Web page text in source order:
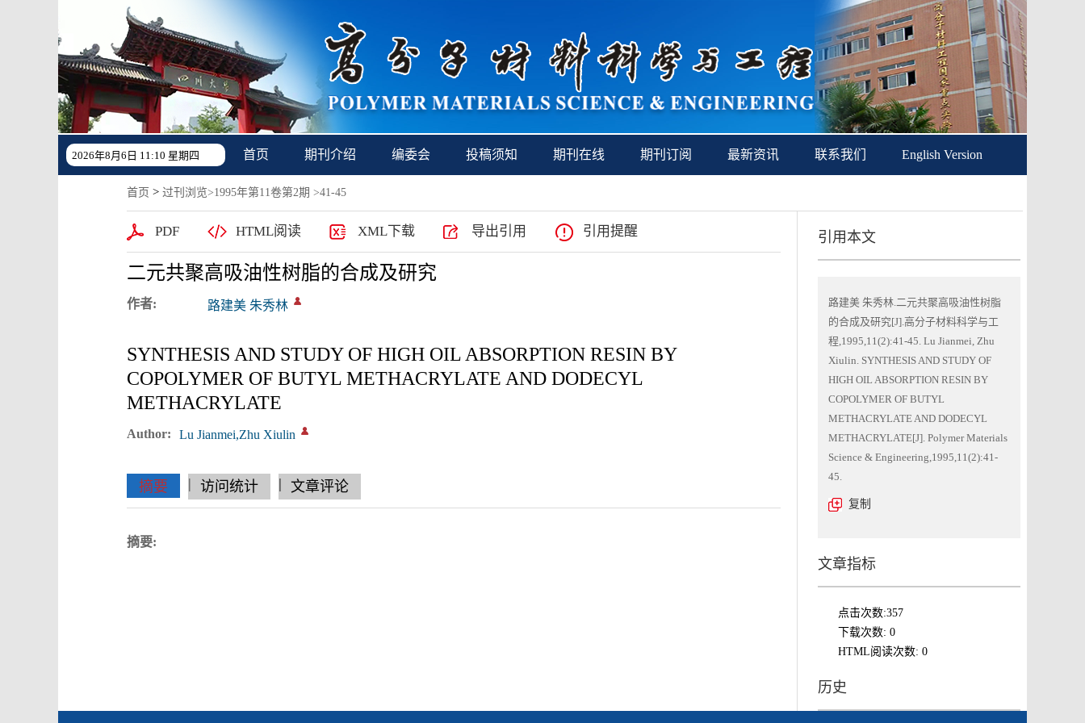
2026年8月6日 11:10 星期四 首页 期刊介绍 编委会 投稿须知 期刊在线 期刊订阅 最新资讯 联系我们 English Version
首页 > 过刊浏览>1995年第11卷第2期 >41-45
PDF HTML阅读 XML下载 导出引用 引用提醒
二元共聚高吸油性树脂的合成及研究
作者: 路建美 朱秀林
SYNTHESIS AND STUDY OF HIGH OIL ABSORPTION RESIN BY
COPOLYMER OF BUTYL METHACRYLATE AND DODECYL
METHACRYLATE
Author: Lu Jianmei,Zhu Xiulin
摘要 || 访问统计 ||||| 文章评论
摘要:
引用本文
路建美 朱秀林.二元共聚高吸油性树脂
的合成及研究[J].高分子材料科学与工
程,1995,11(2):41-45. Lu Jianmei, Zhu
Xiulin. SYNTHESIS AND STUDY OF
HIGH OIL ABSORPTION RESIN BY
COPOLYMER OF BUTYL
METHACRYLATE AND DODECYL
METHACRYLATE[J]. Polymer Materials
Science & Engineering,1995,11(2):41-
45.
复制
文章指标
点击次数:357
下载次数: 0
HTML阅读次数: 0
历史